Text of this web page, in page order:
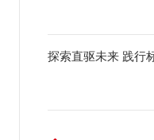
探索直驱未来 践行